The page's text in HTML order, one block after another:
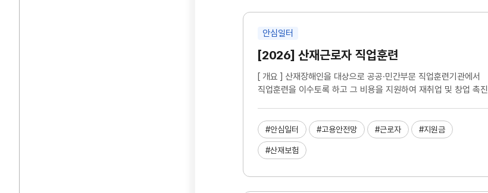
안심일터
[2026] 산재근로자 직업훈련
[ 개요 ] 산재장해인을 대상으로 공공·민간부문 직업훈련기관에서
직업훈련을 이수토록 하고 그 비용을 지원하여 재취업 및 창업 촉진
#안심일터 #고용안전망 #근로자 #지원금
#산재보험